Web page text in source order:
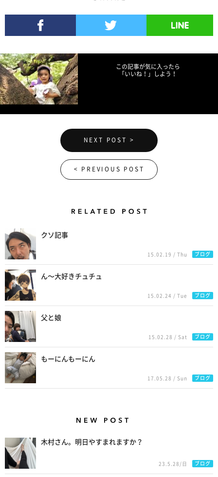
この記事が気に入ったら
「いいね！」しよう！
NEXT POST >
< PREVIOUS POST
クソ記事
15.02.19 / Thu ブログ
ん〜大好きチュチュ
15.02.24 / Tue ブログ
父と娘
15.02.28 / Sat ブログ
もーにんもーにん
17.05.28 / Sun ブログ
木村さん。明日やすまれますか？
23.5.28/日 ブログ